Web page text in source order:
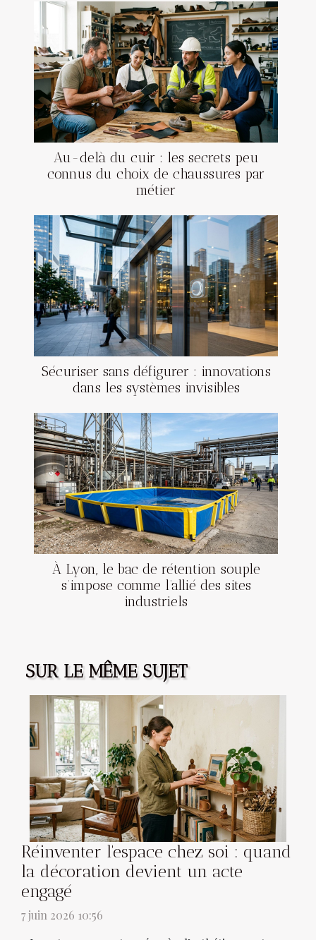
Au-delà du cuir : les secrets peu
connus du choix de chaussures par
métier
Sécuriser sans défigurer : innovations
dans les systèmes invisibles
À Lyon, le bac de rétention souple
s’impose comme l’allié des sites
industriels
SUR LE MÊME SUJET
Réinventer l'espace chez soi : quand
la décoration devient un acte
engagé
7 juin 2026 10:56